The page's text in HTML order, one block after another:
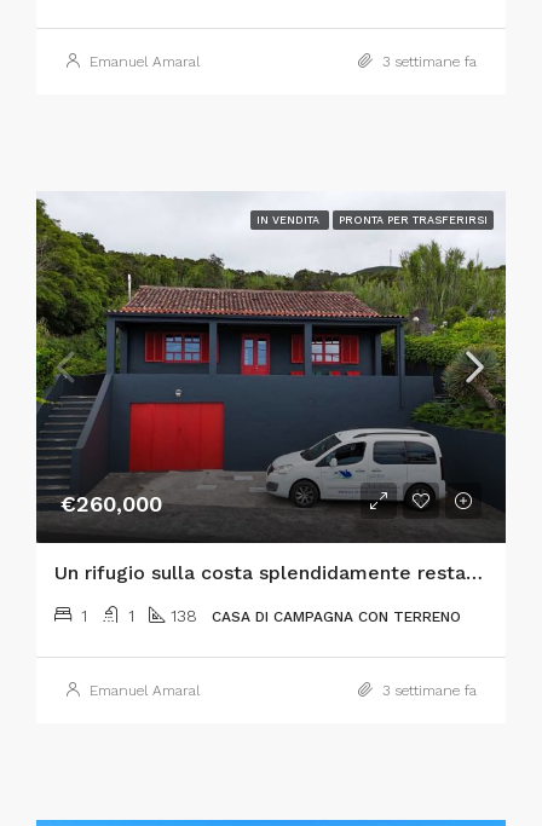
Emanuel Amaral 3 settimane fa
IN VENDITA PRONTA PER TRASFERIRSI
€260,000
Un rifugio sulla costa splendidamente restaurato sull’isola di Faial, nelle Azzorre!
1 1 138 CASA DI CAMPAGNA CON TERRENO
Emanuel Amaral 3 settimane fa